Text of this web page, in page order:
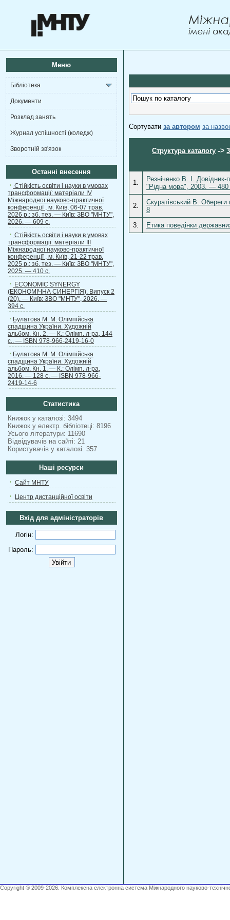
Меню
Бібліотека
Документи
Розклад занять
Журнал успішності (коледж)
Зворотній зв'язок
Останні внесення
Стійкість освіти і науки в умовах
трансформації: матеріали ІV
Міжнародної науково-практичної
конференції , м. Київ, 06-07 трав.
2026 р.: зб. тез. — Київ: ЗВО "МНТУ",
2026. — 609 с.
Стійкість освіти і науки в умовах
трансформації: матеріали ІІІ
Міжнародної науково-практичної
конференції , м. Київ, 21-22 трав.
2025 р.: зб. тез. — Київ: ЗВО "МНТУ",
2025. — 410 с.
ECONOMIC SYNERGY
(ЕКОНОМІЧНА СИНЕРГІЯ). Випуск 2
(20). — Київ: ЗВО "МНТУ", 2026. —
394 с.
Булатова М. М. Олімпійська
спадщина України. Художній
альбом. Кн. 2. — К.: Олімп. л-ра, 144
с.. — ISBN 978-966-2419-16-0
Булатова М. М. Олімпійська
спадщина України. Художній
альбом. Кн. 1. — К.: Олімп. л-ра,
2016. — 128 с. — ISBN 978-966-
2419-14-6
Статистика
Книжок у каталозі: 3494
Книжок у електр. бібліотеці: 8196
Усього літератури: 11690
Відвідувачів на сайті: 21
Користувачів у каталозі: 357
Наші ресурси
Сайт МНТУ
Центр дистанційної освіти
Вхід для адміністраторів
Логін:
Пароль:
Сортувати за автором за
Структура каталогу ->
1.
Резніченко В. І.
"Рідна мова", 2003. —
2.
Скуратівський В.
8
3.
Етика поведінки
Copyright ® 2009-2026. Комплексна електронна система Міжнародного науково-